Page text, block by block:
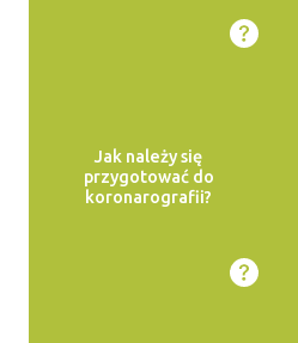
Jak należy się
przygotować do
koronarografii?